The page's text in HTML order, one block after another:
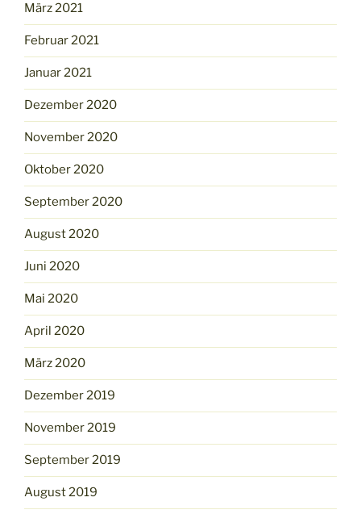
März 2021
Februar 2021
Januar 2021
Dezember 2020
November 2020
Oktober 2020
September 2020
August 2020
Juni 2020
Mai 2020
April 2020
März 2020
Dezember 2019
November 2019
September 2019
August 2019